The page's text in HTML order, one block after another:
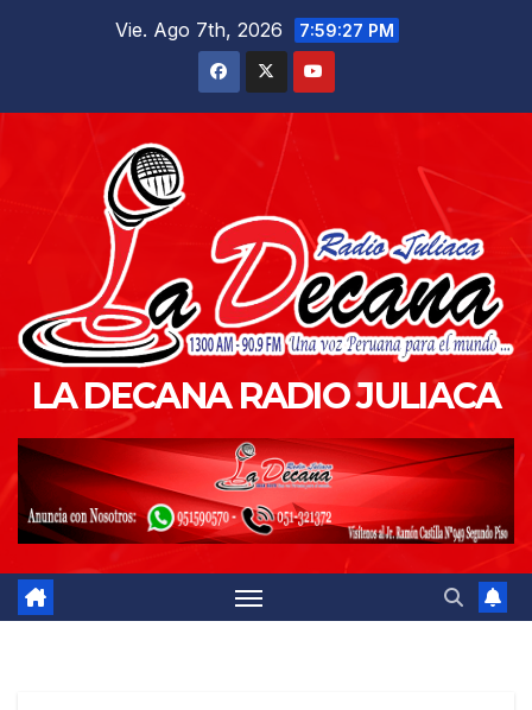
Vie. Ago 7th, 2026 7:59:28 PM
LA DECANA RADIO JULIACA